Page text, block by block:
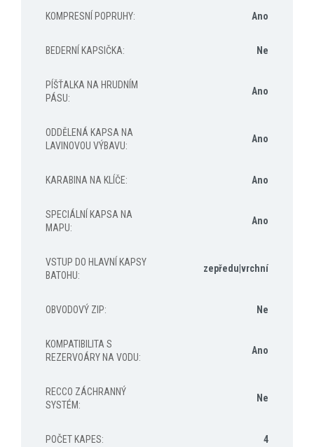
KOMPRESNÍ POPRUHY: Ano
BEDERNÍ KAPSIČKA: Ne
PÍŠŤALKA NA HRUDNÍM
PÁSU:
Ano
ODDĚLENÁ KAPSA NA
LAVINOVOU VÝBAVU:
Ano
KARABINA NA KLÍČE: Ano
SPECIÁLNÍ KAPSA NA
MAPU:
Ano
VSTUP DO HLAVNÍ KAPSY
BATOHU:
zepředu|vrchní
OBVODOVÝ ZIP: Ne
KOMPATIBILITA S
REZERVOÁRY NA VODU:
Ano
RECCO ZÁCHRANNÝ
SYSTÉM:
Ne
POČET KAPES: 4